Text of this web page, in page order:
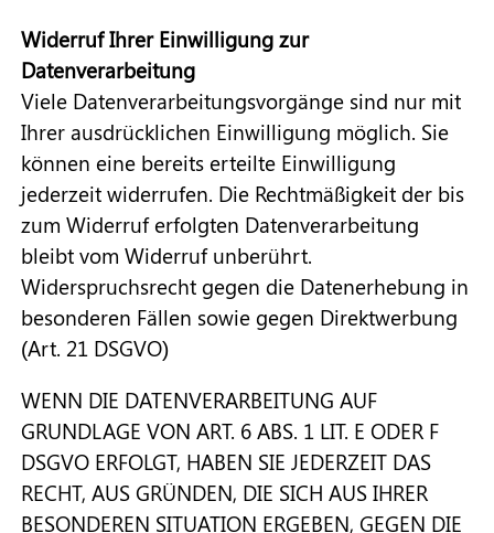
Widerruf Ihrer Einwilligung zur
Datenverarbeitung
Viele Datenverarbeitungsvorgänge sind nur mit
Ihrer ausdrücklichen Einwilligung möglich. Sie
können eine bereits erteilte Einwilligung
jederzeit widerrufen. Die Rechtmäßigkeit der bis
zum Widerruf erfolgten Datenverarbeitung
bleibt vom Widerruf unberührt.
Widerspruchsrecht gegen die Datenerhebung in
besonderen Fällen sowie gegen Direktwerbung
(Art. 21 DSGVO)
WENN DIE DATENVERARBEITUNG AUF
GRUNDLAGE VON ART. 6 ABS. 1 LIT. E ODER F
DSGVO ERFOLGT, HABEN SIE JEDERZEIT DAS
RECHT, AUS GRÜNDEN, DIE SICH AUS IHRER
BESONDEREN SITUATION ERGEBEN, GEGEN DIE